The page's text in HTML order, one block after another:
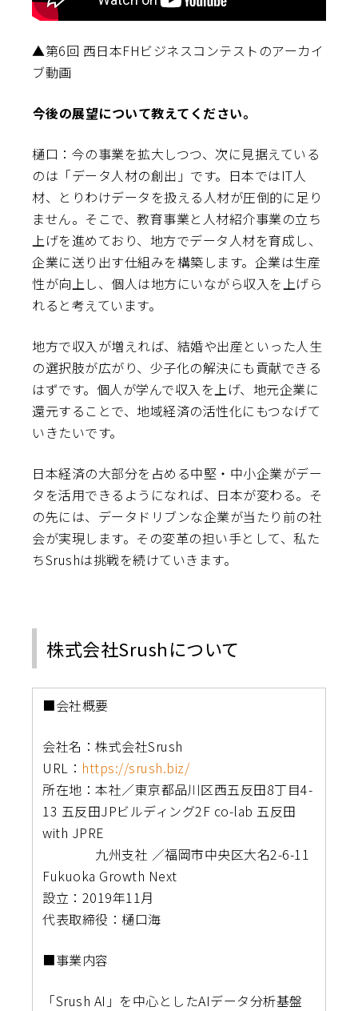
▲第6回 西日本FHビジネスコンテストのアーカイ
ブ動画
――今後の展望について教えてください。
樋口：今の事業を拡大しつつ、次に見据えている
のは「データ人材の創出」です。日本ではIT人
材、とりわけデータを扱える人材が圧倒的に足り
ません。そこで、教育事業と人材紹介事業の立ち
上げを進めており、地方でデータ人材を育成し、
企業に送り出す仕組みを構築します。企業は生産
性が向上し、個人は地方にいながら収入を上げら
れると考えています。
地方で収入が増えれば、結婚や出産といった人生
の選択肢が広がり、少子化の解決にも貢献できる
はずです。個人が学んで収入を上げ、地元企業に
還元することで、地域経済の活性化にもつなげて
いきたいです。
日本経済の大部分を占める中堅・中小企業がデー
タを活用できるようになれば、日本が変わる。そ
の先には、データドリブンな企業が当たり前の社
会が実現します。その変革の担い手として、私た
ちSrushは挑戦を続けていきます。
株式会社Srushについて
■会社概要
会社名：株式会社Srush
URL： https://srush.biz/
所在地：本社／東京都品川区西五反田8丁目4-
13 五反田JPビルディング2F co-lab 五反田
with JPRE
九州支社 ／福岡市中央区大名2-6-11
Fukuoka Growth Next
設立：2019年11月
代表取締役：樋口海
■事業内容
「Srush AI」を中心としたAIデータ分析基盤